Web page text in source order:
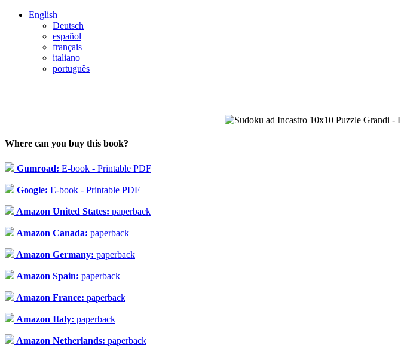
English
Deutsch
español
français
italiano
português
Where can you buy this book?
Gumroad: E-book - Printable PDF
Google: E-book - Printable PDF
Amazon United States: paperback
Amazon Canada: paperback
Amazon Germany: paperback
Amazon Spain: paperback
Amazon France: paperback
Amazon Italy: paperback
Amazon Netherlands: paperback